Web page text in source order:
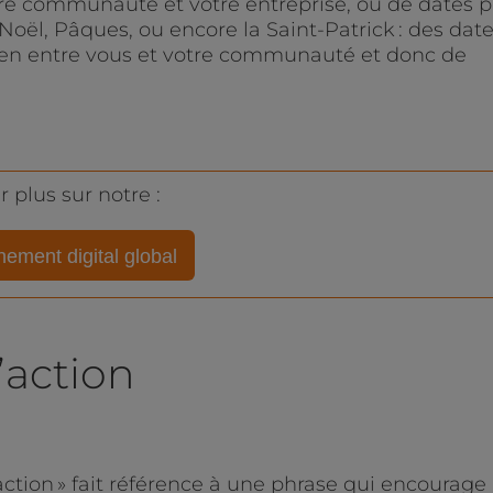
Pâques, ou encore la Saint-Patrick : des
entre vous et votre communauté et donc de
plus sur notre :
digital global
» fait référence à une phrase qui encourage